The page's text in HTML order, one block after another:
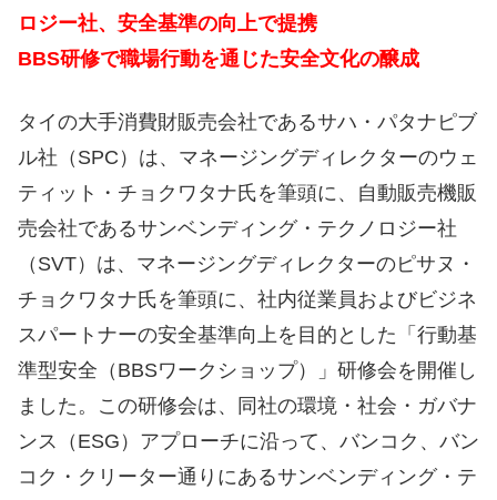
ロジー社、安全基準の向上で提携
BBS研修で職場行動を通じた安全文化の醸成
タイの大手消費財販売会社であるサハ・パタナピブ
ル社（SPC）は、マネージングディレクターのウェ
ティット・チョクワタナ氏を筆頭に、自動販売機販
売会社であるサンベンディング・テクノロジー社
（SVT）は、マネージングディレクターのピサヌ・
チョクワタナ氏を筆頭に、社内従業員およびビジネ
スパートナーの安全基準向上を目的とした「行動基
準型安全（BBSワークショップ）」研修会を開催し
ました。この研修会は、同社の環境・社会・ガバナ
ンス（ESG）アプローチに沿って、バンコク、バン
コク・クリーター通りにあるサンベンディング・テ